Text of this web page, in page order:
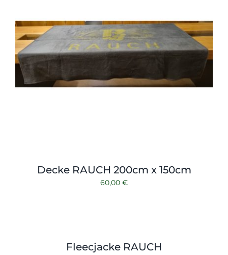
Decke RAUCH 200cm x 150cm
60,00 €
Fleecjacke RAUCH